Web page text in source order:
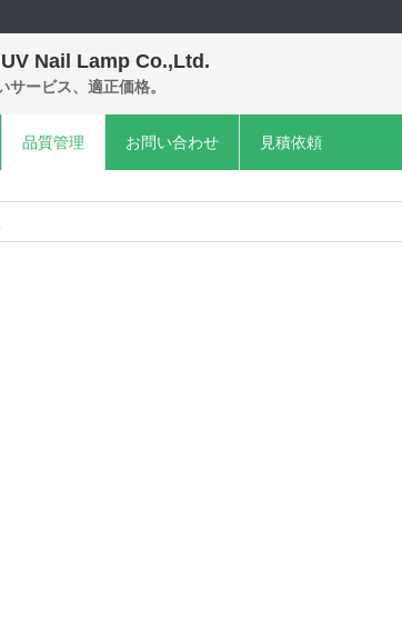
Nail Lamp Co.,Ltd.
サービス、適正価格。
品質管理 お問い合わせ 見積依頼